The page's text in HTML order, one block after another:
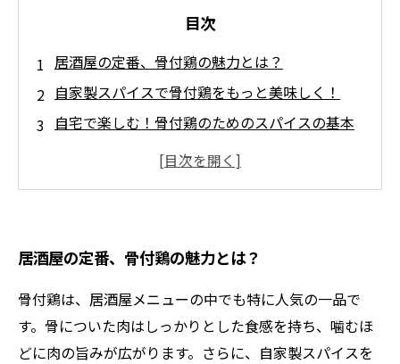
目次
居酒屋の定番、骨付鶏の魅力とは？
自家製スパイスで骨付鶏をもっと美味しく！
自宅で楽しむ！骨付鶏のためのスパイスの基本
スパイスの組み合わせが引き出す、骨付鶏の新
家庭で手軽にできる、骨付鶏と自家製スパイス
の楽しみ方
居酒屋の定番、骨付鶏の魅力とは？
骨付鶏は、居酒屋メニューの中でも特に人気の一品で
す。骨についた肉はしっかりとした食感を持ち、噛むほ
どに肉の旨みが広がります。さらに、自家製スパイスを